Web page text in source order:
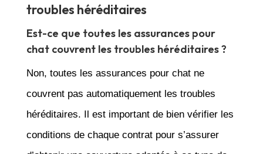
troubles héréditaires
Est-ce que toutes les assurances pour
chat couvrent les troubles héréditaires ?
Non, toutes les assurances pour chat ne
couvrent pas automatiquement les troubles
héréditaires. Il est important de bien vérifier les
conditions de chaque contrat pour s’assurer